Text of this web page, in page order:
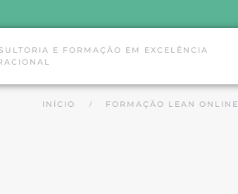
E FORMAÇÃO EM EXCELÊNCIA
INÍCIO FORMAÇÃO LEAN ONLINE